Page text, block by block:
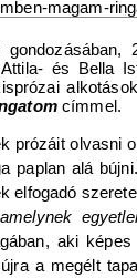
gondozásában,
és Bella
címmel.
prózáit olvasni
paplan alá
elfogadó
aki
a megélt